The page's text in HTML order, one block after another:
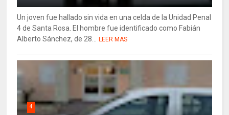
Un joven fue hallado sin vida en una celda de la Unidad Penal
4 de Santa Rosa. El hombre fue identificado como Fabián
Alberto Sánchez, de 28... LEER MAS
4